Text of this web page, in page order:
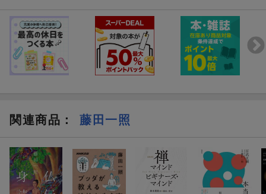
関連商品 ： 藤田一照